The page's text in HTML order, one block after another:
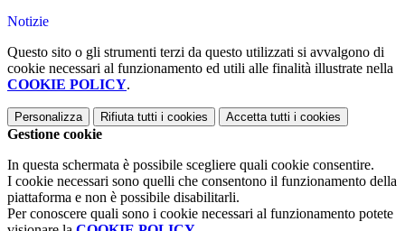
Notizie
Questo sito o gli strumenti terzi da questo utilizzati si avvalgono di
cookie necessari al funzionamento ed utili alle finalità illustrate nella
COOKIE POLICY.
Personalizza Rifiuta tutti i cookies Accetta tutti i cookies
Gestione cookie
In questa schermata è possibile scegliere quali cookie consentire.
I cookie necessari sono quelli che consentono il funzionamento della
piattaforma e non è possibile disabilitarli.
Per conoscere quali sono i cookie necessari al funzionamento potete